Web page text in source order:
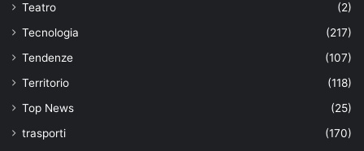
Teatro
(2)
Tecnologia
(217)
Tendenze
(107)
Territorio
(118)
Top News
(25)
trasporti
(170)